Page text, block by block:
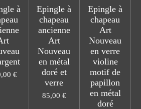
à
€
Epingle à
chapeau
ancienne
Art
Nouveau
en métal
doré et
verre
85,00 €
Epingle à
chapeau
Art
Nouveau
en verre
violine
motif de
papillon
en métal
doré